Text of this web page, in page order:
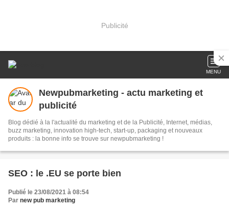
Publicité
MENU
Newpubmarketing - actu marketing et
publicité
Blog dédié à la l'actualité du marketing et de la Publicité, Internet, médias,
buzz marketing, innovation high-tech, start-up, packaging et nouveaux
produits : la bonne info se trouve sur newpubmarketing !
SEO : le .EU se porte bien
Publié le 23/08/2021 à 08:54
Par new pub marketing